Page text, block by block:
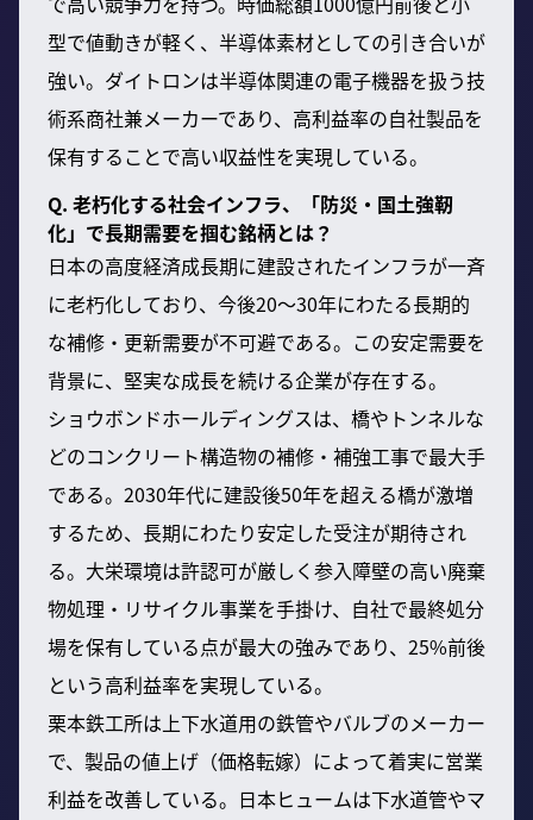
型で値動きが軽く、半導体素材としての引き合いが
強い。ダイトロンは半導体関連の電子機器を扱う技
術系商社兼メーカーであり、高利益率の自社製品を
保有することで高い収益性を実現している。
Q. 老朽化する社会インフラ、「防災・国土強靭
化」で長期需要を掴む銘柄とは？
日本の高度経済成長期に建設されたインフラが一斉
に老朽化しており、今後20～30年にわたる長期的
な補修・更新需要が不可避である。この安定需要を
背景に、堅実な成長を続ける企業が存在する。
ショウボンドホールディングスは、橋やトンネルな
どのコンクリート構造物の補修・補強工事で最大手
である。2030年代に建設後50年を超える橋が激増
するため、長期にわたり安定した受注が期待され
る。大栄環境は許認可が厳しく参入障壁の高い廃棄
物処理・リサイクル事業を手掛け、自社で最終処分
場を保有している点が最大の強みであり、25%前後
という高利益率を実現している。
栗本鉄工所は上下水道用の鉄管やバルブのメーカー
で、製品の値上げ（価格転嫁）によって着実に営業
利益を改善している。日本ヒュームは下水道管やマ